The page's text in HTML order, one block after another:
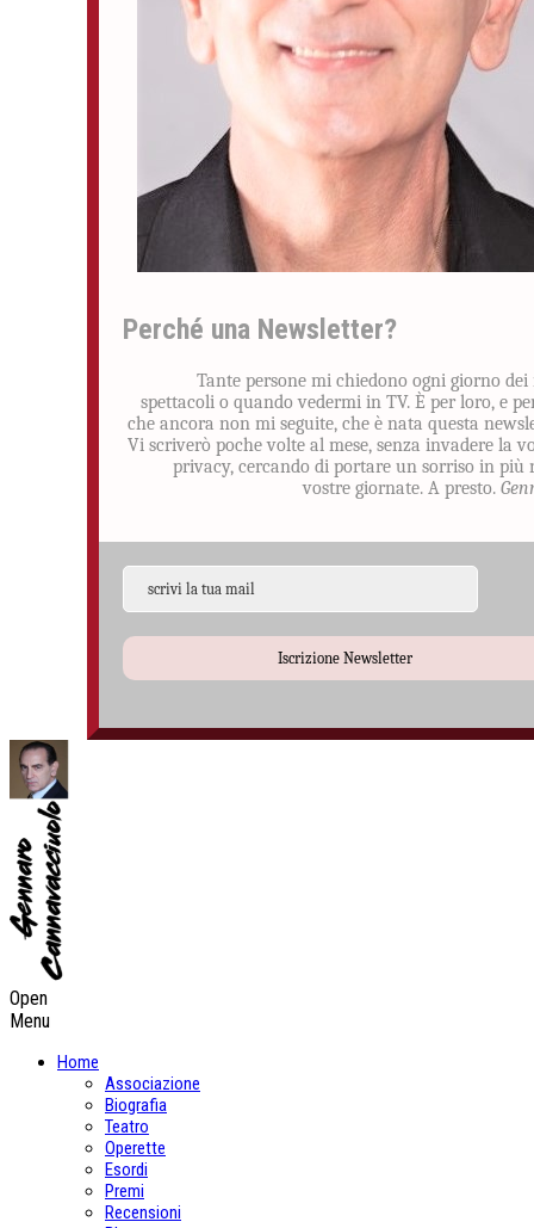
Perché una Newsletter?
Tante persone mi chiedono ogni giorno dei
spettacoli o quando vedermi in TV. È per loro, e
che ancora non mi seguite, che è nata questa
Vi scriverò poche volte al mese, senza invadere la
privacy, cercando di portare un sorriso in più
vostre giornate. A presto.
Iscrizione Newsletter
Open
Menu
Home
Associazione
Biografia
Teatro
Operette
Esordi
Premi
Recensioni